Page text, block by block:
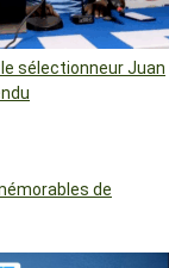
sélectionneur Juan
de